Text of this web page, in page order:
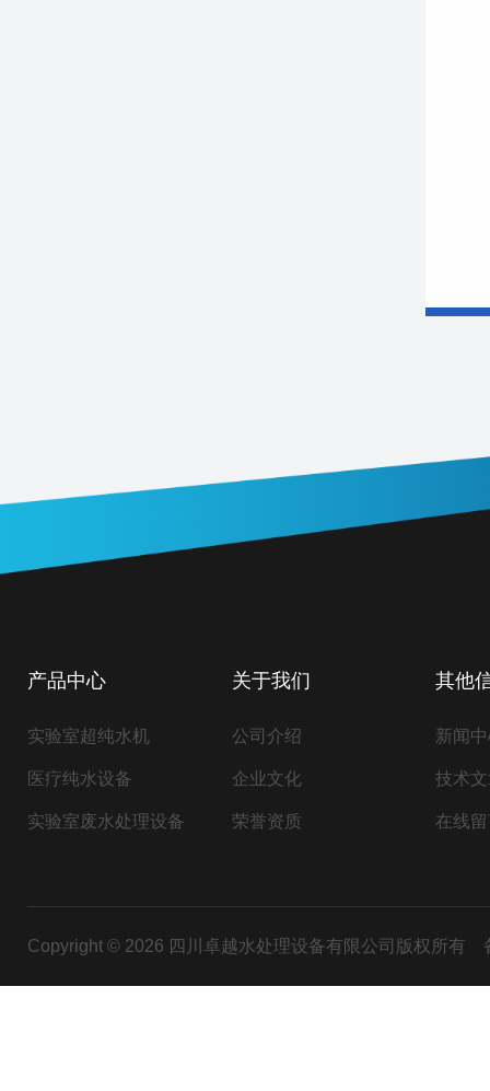
产品中心
实验室超纯水机
医疗纯水设备
实验室废水处理设备
关于我们
公司介绍
企业文化
荣誉资质
其他
新闻
技术
在线
Copyright © 2026 四川卓越水处理设备有限公司版权所有